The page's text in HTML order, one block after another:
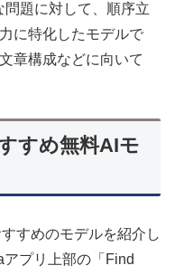
問題に対して、順序立
に特化したモデルで
章構成などに向いて
すめ無料AIモ
すめのモデルを紹介し
プリ上部の「Find